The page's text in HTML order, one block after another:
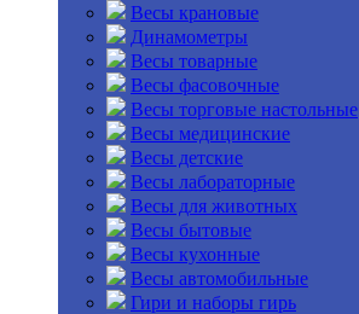
Весы крановые
Динамометры
Весы товарные
Весы фасовочные
Весы торговые настольные
Весы медицинские
Весы детские
Весы лабораторные
Весы для животных
Весы бытовые
Весы кухонные
Весы автомобильные
Гири и наборы гирь